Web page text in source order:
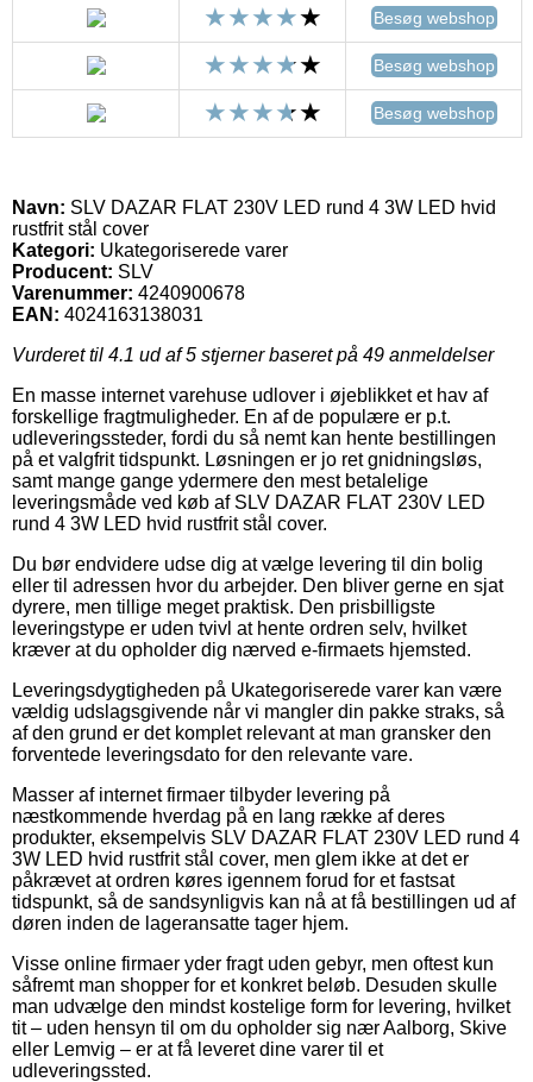
Besøg webshop
Besøg webshop
Besøg webshop
Navn: SLV DAZAR FLAT 230V LED rund 4 3W LED hvid
rustfrit stål cover
Kategori: Ukategoriserede varer
Producent: SLV
Varenummer: 4240900678
EAN: 4024163138031
Vurderet til 4.1 ud af 5 stjerner baseret på 49 anmeldelser
En masse internet varehuse udlover i øjeblikket et hav af
forskellige fragtmuligheder. En af de populære er p.t.
udleveringssteder, fordi du så nemt kan hente bestillingen
på et valgfrit tidspunkt. Løsningen er jo ret gnidningsløs,
samt mange gange ydermere den mest betalelige
leveringsmåde ved køb af SLV DAZAR FLAT 230V LED
rund 4 3W LED hvid rustfrit stål cover.
Du bør endvidere udse dig at vælge levering til din bolig
eller til adressen hvor du arbejder. Den bliver gerne en sjat
dyrere, men tillige meget praktisk. Den prisbilligste
leveringstype er uden tvivl at hente ordren selv, hvilket
kræver at du opholder dig nærved e-firmaets hjemsted.
Leveringsdygtigheden på Ukategoriserede varer kan være
vældig udslagsgivende når vi mangler din pakke straks, så
af den grund er det komplet relevant at man gransker den
forventede leveringsdato for den relevante vare.
Masser af internet firmaer tilbyder levering på
næstkommende hverdag på en lang række af deres
produkter, eksempelvis SLV DAZAR FLAT 230V LED rund 4
3W LED hvid rustfrit stål cover, men glem ikke at det er
påkrævet at ordren køres igennem forud for et fastsat
tidspunkt, så de sandsynligvis kan nå at få bestillingen ud af
døren inden de lageransatte tager hjem.
Visse online firmaer yder fragt uden gebyr, men oftest kun
såfremt man shopper for et konkret beløb. Desuden skulle
man udvælge den mindst kostelige form for levering, hvilket
tit – uden hensyn til om du opholder sig nær Aalborg, Skive
eller Lemvig – er at få leveret dine varer til et
udleveringssted.